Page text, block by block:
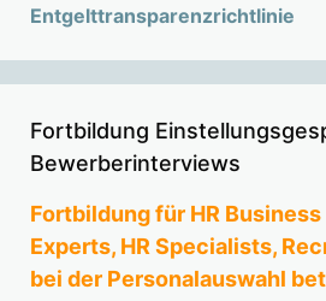
Entgelttransparenzrichtlinie
Fortbildung
Bewerberinterviews
Fortbildung für HR Business
Experts, HR Specialists,
bei der Personalauswahl